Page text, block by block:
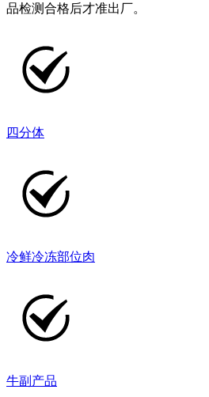
品检测合格后才准出厂。
四分体
冷鲜冷冻部位肉
牛副产品